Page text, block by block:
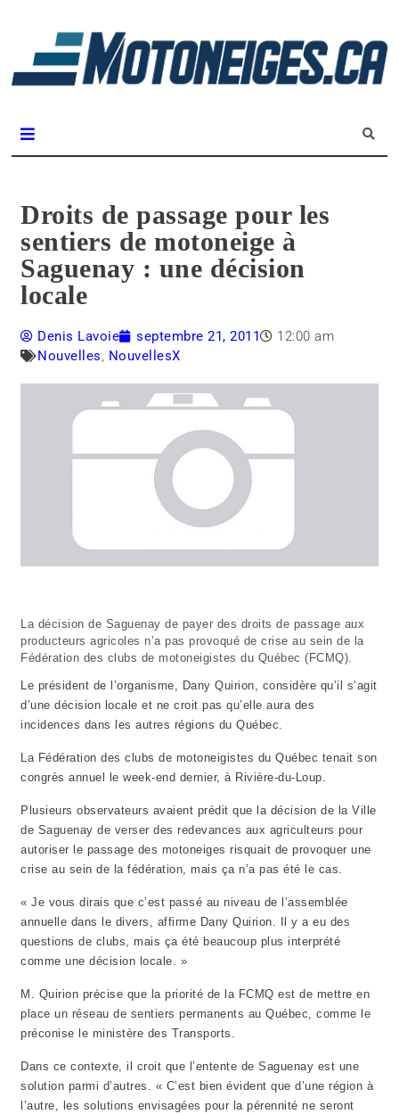
Droits de passage pour les
sentiers de motoneige à
Saguenay : une décision
locale
Denis Lavoie septembre 21, 2011
12:00 am
Nouvelles, NouvellesX
La décision de Saguenay de payer des droits de passage aux
producteurs agricoles n’a pas provoqué de crise au sein de la
Fédération des clubs de motoneigistes du Québec (FCMQ).
Le président de l’organisme, Dany Quirion, considère qu’il s’agit
d’une décision locale et ne croit pas qu’elle aura des
incidences dans les autres régions du Québec.
La Fédération des clubs de motoneigistes du Québec tenait son
congrès annuel le week-end dernier, à Rivière-du-Loup.
Plusieurs observateurs avaient prédit que la décision de la Ville
de Saguenay de verser des redevances aux agriculteurs pour
autoriser le passage des motoneiges risquait de provoquer une
crise au sein de la fédération, mais ça n’a pas été le cas.
« Je vous dirais que c’est passé au niveau de l’assemblée
annuelle dans le divers, affirme Dany Quirion. Il y a eu des
questions de clubs, mais ça été beaucoup plus interprété
comme une décision locale. »
M. Quirion précise que la priorité de la FCMQ est de mettre en
place un réseau de sentiers permanents au Québec, comme le
préconise le ministère des Transports.
Dans ce contexte, il croit que l’entente de Saguenay est une
solution parmi d’autres. « C’est bien évident que d’une région à
l’autre, les solutions envisagées pour la pérennité ne seront